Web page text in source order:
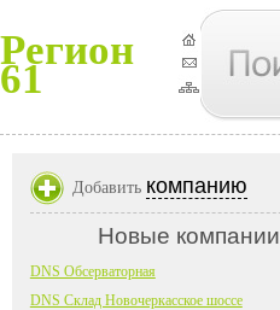
Регион
61
Добавить компанию
Новые компании
DNS Обсерваторная
DNS Склад Новочеркасское шоссе